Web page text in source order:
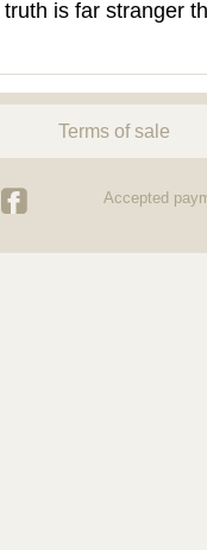
is far stranger
Terms of sale
Accepted